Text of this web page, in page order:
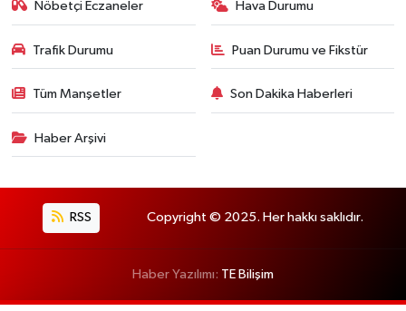
Nöbetçi Eczaneler Hava Durumu
Trafik Durumu Puan Durumu ve Fikstür
Tüm Manşetler Son Dakika Haberleri
Haber Arşivi
RSS Copyright © 2025. Her hakkı saklıdır.
Haber Yazılımı: TE Bilişim